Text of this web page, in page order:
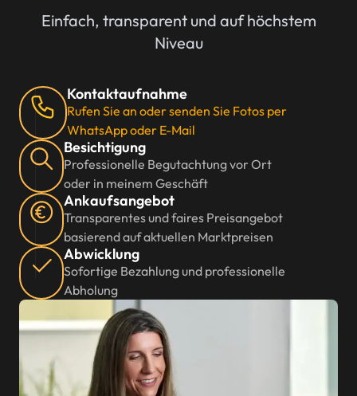
Einfach, transparent und auf höchstem
Niveau
Kontaktaufnahme
Rufen Sie an oder senden Sie Fotos per
WhatsApp oder E-Mail
Besichtigung
Professionelle Begutachtung vor Ort
oder in meinem Geschäft
Ankaufsangebot
Transparentes und faires Preisangebot
basierend auf aktuellen Marktpreisen
Abwicklung
Sofortige Bezahlung und professionelle
Abholung